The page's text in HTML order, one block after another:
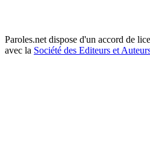
Paroles.net dispose d'un accord de
avec la Société des Editeurs et